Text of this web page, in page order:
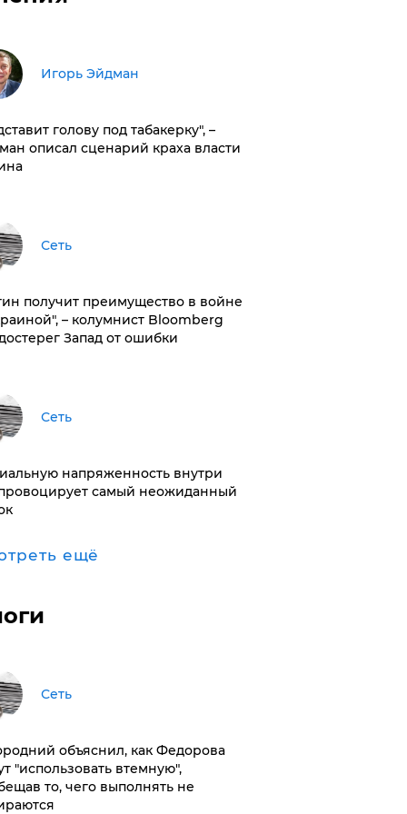
Игорь Эйдман
голову под табакерку", –
описал сценарий краха власти
Сеть
получит преимущество в войне
– колумнист Bloomberg
Запад от ошибки
Сеть
напряженность внутри
самый неожиданный
ещё
Сеть
объяснил, как Федорова
"использовать втемную",
то, чего выполнять не